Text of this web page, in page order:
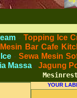
- Topping Ice
Mesin Bar Cafe
- Sewa Mesin
Massa - Jagung
YOUR